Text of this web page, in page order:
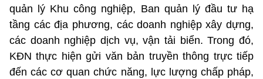
quản lý Khu công nghiệp, Ban quản lý đầu tư hạ
tầng các địa phương, các doanh nghiệp xây dựng,
các doanh nghiệp dịch vụ, vận tải biển. Trong đó,
KĐN thực hiện gửi văn bản truyền thông trực tiếp
đến các cơ quan chức năng, lực lượng chấp pháp,